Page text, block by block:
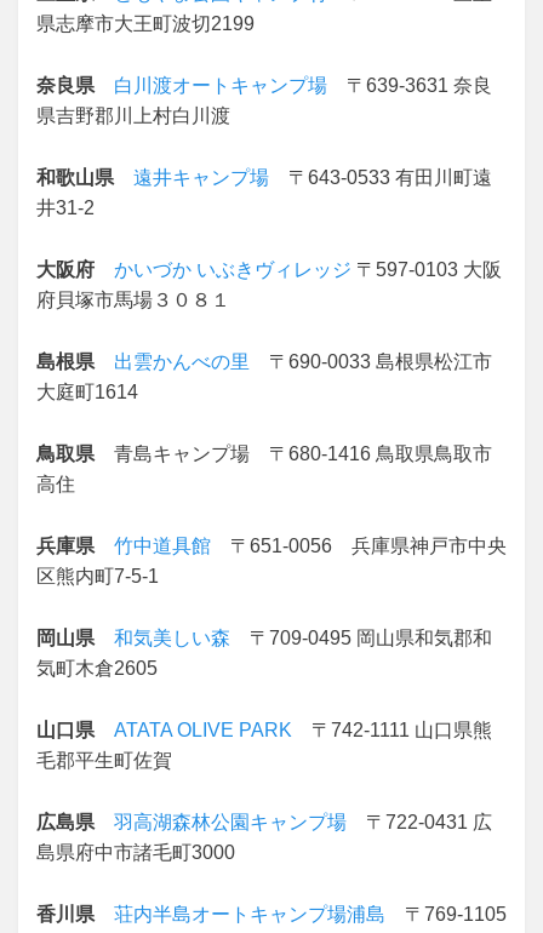
県志摩市大王町波切2199
奈良県 白川渡オートキャンプ場 〒639-3631 奈良
県吉野郡川上村白川渡
和歌山県 遠井キャンプ場 〒643-0533 有田川町遠
井31-2
大阪府 かいづか いぶきヴィレッジ 〒597-0103 大阪
府貝塚市馬場３０８１
島根県 出雲かんべの里
〒690-0033 島根県松江市
大庭町1614
鳥取県 青島キャンプ場 〒680-1416 鳥取県鳥取市
高住
兵庫県 竹中道具館 〒651-0056 兵庫県神戸市中央
区熊内町7-5-1
岡山県 和気美しい森 〒709-0495 岡山県和気郡和
気町木倉2605
山口県 ATATA OLIVE PARK 〒742-1111 山口県熊
毛郡平生町佐賀
広島県 羽高湖森林公園キャンプ場 〒722-0431 広
島県府中市諸毛町3000
香川県 荘内半島オートキャンプ場浦島 〒769-1105